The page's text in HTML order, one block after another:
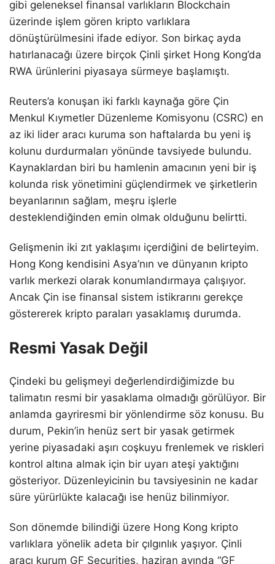
gibi geleneksel finansal varlıkların Blockchain
üzerinde işlem gören kripto varlıklara
dönüştürülmesini ifade ediyor. Son birkaç ayda
hatırlanacağı üzere birçok Çinli şirket Hong Kong’da
RWA ürünlerini piyasaya sürmeye başlamıştı.
Reuters’a konuşan iki farklı kaynağa göre Çin
Menkul Kıymetler Düzenleme Komisyonu (CSRC) en
az iki lider aracı kuruma son haftalarda bu yeni iş
kolunu durdurmaları yönünde tavsiyede bulundu.
Kaynaklardan biri bu hamlenin amacının yeni bir iş
kolunda risk yönetimini güçlendirmek ve şirketlerin
beyanlarının sağlam, meşru işlerle
desteklendiğinden emin olmak olduğunu belirtti.
Gelişmenin iki zıt yaklaşımı içerdiğini de belirteyim.
Hong Kong kendisini Asya’nın ve dünyanın kripto
varlık merkezi olarak konumlandırmaya çalışıyor.
Ancak Çin ise finansal sistem istikrarını gerekçe
göstererek kripto paraları yasaklamış durumda.
Resmi Yasak Değil
Çindeki bu gelişmeyi değerlendirdiğimizde bu
talimatın resmi bir yasaklama olmadığı görülüyor. Bir
anlamda gayriresmi bir yönlendirme söz konusu. Bu
durum, Pekin’in henüz sert bir yasak getirmek
yerine piyasadaki aşırı coşkuyu frenlemek ve riskleri
kontrol altına almak için bir uyarı ateşi yaktığını
gösteriyor. Düzenleyicinin bu tavsiyesinin ne kadar
süre yürürlükte kalacağı ise henüz bilinmiyor.
Son dönemde bilindiği üzere Hong Kong kripto
varlıklara yönelik adeta bir çılgınlık yaşıyor. Çinli
aracı kurum GF Securities, haziran ayında “GF